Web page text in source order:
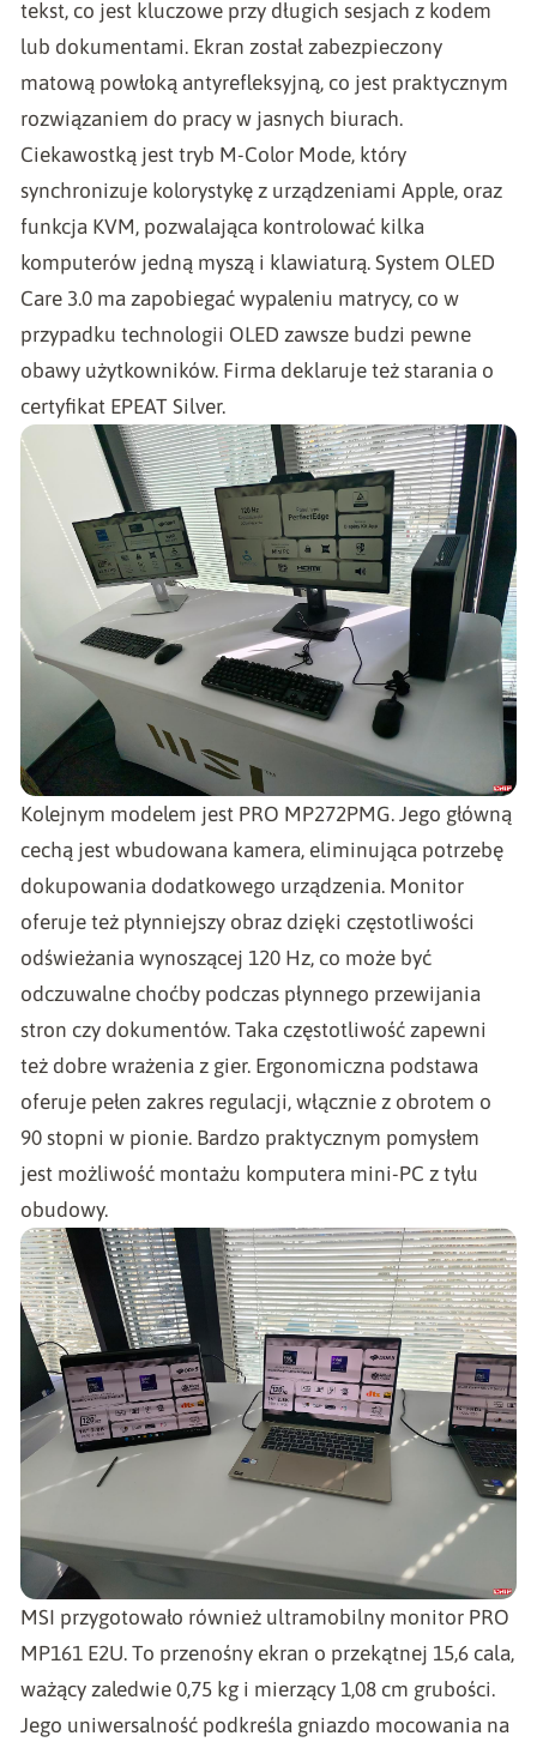
tekst, co jest kluczowe przy długich sesjach z kodem
lub dokumentami. Ekran został zabezpieczony
matową powłoką antyrefleksyjną, co jest praktycznym
rozwiązaniem do pracy w jasnych biurach.
Ciekawostką jest tryb M-Color Mode, który
synchronizuje kolorystykę z urządzeniami Apple, oraz
funkcja KVM, pozwalająca kontrolować kilka
komputerów jedną myszą i klawiaturą. System OLED
Care 3.0 ma zapobiegać wypaleniu matrycy, co w
przypadku technologii OLED zawsze budzi pewne
obawy użytkowników. Firma deklaruje też starania o
certyfikat EPEAT Silver.
Kolejnym modelem jest PRO MP272PMG. Jego główną
cechą jest wbudowana kamera, eliminująca potrzebę
dokupowania dodatkowego urządzenia. Monitor
oferuje też płynniejszy obraz dzięki częstotliwości
odświeżania wynoszącej 120 Hz, co może być
odczuwalne choćby podczas płynnego przewijania
stron czy dokumentów. Taka częstotliwość zapewni
też dobre wrażenia z gier. Ergonomiczna podstawa
oferuje pełen zakres regulacji, włącznie z obrotem o
90 stopni w pionie. Bardzo praktycznym pomysłem
jest możliwość montażu komputera mini-PC z tyłu
obudowy.
MSI przygotowało również ultramobilny monitor PRO
MP161 E2U. To przenośny ekran o przekątnej 15,6 cala,
ważący zaledwie 0,75 kg i mierzący 1,08 cm grubości.
Jego uniwersalność podkreśla gniazdo mocowania na